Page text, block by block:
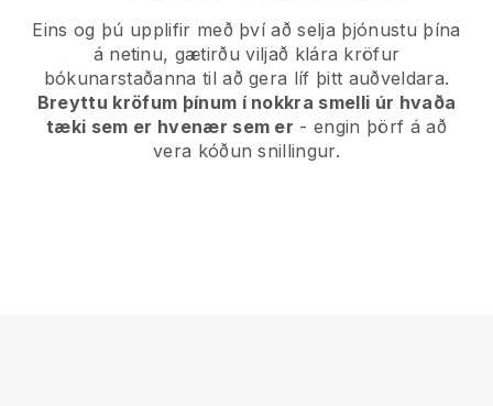
Eins og þú upplifir með því að selja þjónustu þína
á netinu, gætirðu viljað klára kröfur
bókunarstaðanna til að gera líf þitt auðveldara.
Breyttu kröfum þínum í nokkra smelli úr hvaða
tæki sem er hvenær sem er - engin þörf á að
vera kóðun snillingur.